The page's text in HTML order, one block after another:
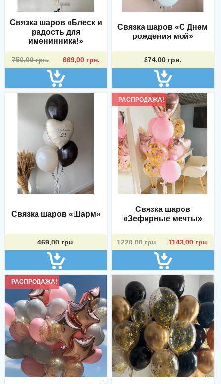
Связка шаров «Блеск и
радость для
именинника!»
750,00грн.
Первоначальная
составляла
750,00 грн..
669,00 грн.
Текущая
669,00 грн..
Связка шаров «С Днем
рождения мой»
874,00 грн.
Связка шаров «Шарм»
469,00 грн.
РАСПРОДАЖА!
Связка шаров
«Зефирные мечты»
1220,00грн.
Первоначальная
составляла
1220,00 грн..
1143,00 грн.
Текущая
1143,00 грн..
РАСПРОДАЖА!